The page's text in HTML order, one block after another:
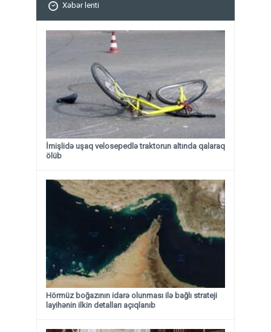
Xəbər lenti
İmişlidə uşaq velosepedlə traktorun altında qalaraq
ölüb
Hörmüz boğazının idarə olunması ilə bağlı strateji
layihənin ilkin detalları açıqlanıb